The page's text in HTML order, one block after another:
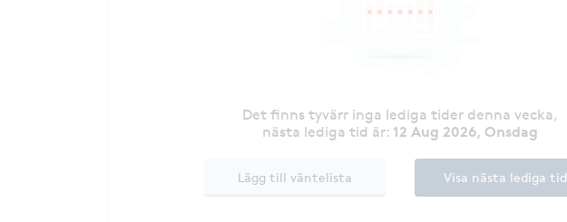
Det finns tyvärr inga lediga tider denna vecka,
nästa lediga tid är: 12 Aug 2026, Onsdag
Lägg till väntelista Visa nästa lediga tid